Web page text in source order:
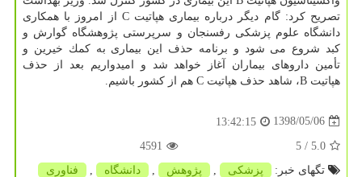
تصریح كرد: گام دیگر درباره بیماری هپاتیت C از امروز با همكاری
دانشگاه علوم پزشكی رفسنجان و سرپرستی پژوهشگاه گوارش و
كبد شروع می شود و برنامه حذف این بیماری به كمك خیرین و
تأمین داروهای بیماران آغاز خواهد شد و امیدواریم بعد از حذف
هپاتیت B، شاهد حذف هپاتیت C هم از كشور باشیم.
1398/05/06
13:42:15
5.0
/ 5
4591
تگهای خبر:
پزشكی پژوهش دانشگاه فناوری